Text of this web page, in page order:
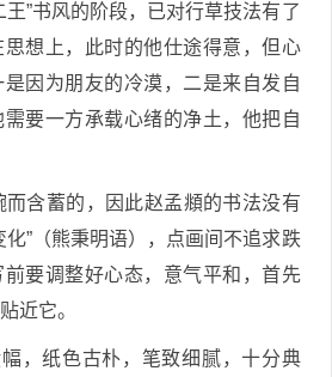
王”书风的阶段，已对行草技法有了
想上，此时的他仕途得意，但心
因为朋友的冷漠，二是来自发自
要一方承载心绪的净土，他把自
而含蓄的，因此赵孟頫的书法没有
化”（熊秉明语），点画间不追求跌
要调整好心态，意气平和，首先
近它。
，纸色古朴，笔致细腻，十分典